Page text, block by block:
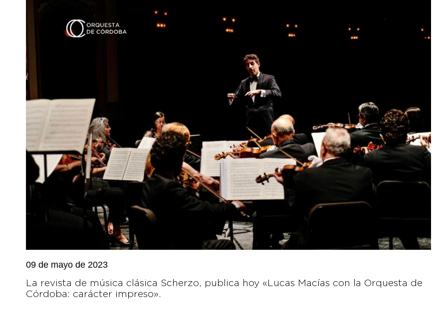
09 de mayo de 2023
La revista de música clásica Scherzo, publica hoy «Lucas Macías con la Orquesta de
Córdoba: carácter impreso».